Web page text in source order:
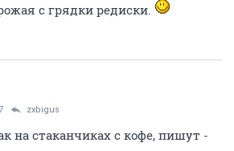
с грядки редиски.
zxbigus
на стаканчиках с кофе, пишут -